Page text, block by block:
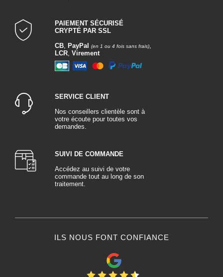
PAIEMENT SÉCURISÉ
CRYPTÉ PAR SSL
CB, PayPal (en 1 ou 4 fois sans frais),
LCR, Virement
SERVICE CLIENT
Nos conseillers clientèle sont à
votre écoute pour toutes vos
demandes.
SUIVI DE COMMANDE
Accédez au suivi de votre
commande tout au long de son
traitement.
ILS NOUS FONT CONFIANCE